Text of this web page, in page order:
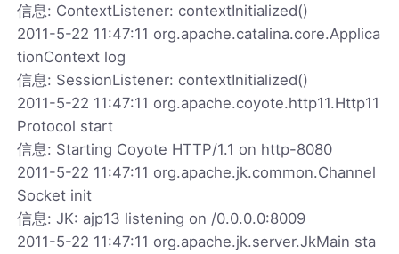
信息: ContextListener: contextInitialized()
2011-5-22 11:47:11 org.apache.catalina.core.Applica
tionContext log
信息: SessionListener: contextInitialized()
2011-5-22 11:47:11 org.apache.coyote.http11.Http11
Protocol start
信息: Starting Coyote HTTP/1.1 on http-8080
2011-5-22 11:47:11 org.apache.jk.common.Channel
Socket init
信息: JK: ajp13 listening on /0.0.0.0:8009
2011-5-22 11:47:11 org.apache.jk.server.JkMain sta